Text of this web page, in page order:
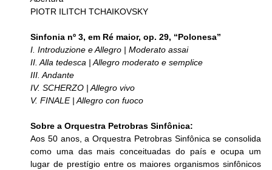
PIOTR ILITCH TCHAIKOVSKY
Sinfonia nº 3, em Ré maior, op. 29, “Polonesa”
I. Introduzione e Allegro | Moderato assai
II. Alla tedesca | Allegro moderato e semplice
III. Andante
IV. SCHERZO | Allegro vivo
V. FINALE | Allegro con fuoco
Sobre a Orquestra Petrobras Sinfônica:
Aos 50 anos, a Orquestra Petrobras Sinfônica se consolida
como uma das mais conceituadas do país e ocupa um
lugar de prestígio entre os maiores organismos sinfônicos